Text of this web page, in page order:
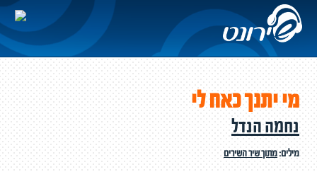
מי יתנך כאח לי
נחמה הנדל
מילים:מתוך שיר השירים